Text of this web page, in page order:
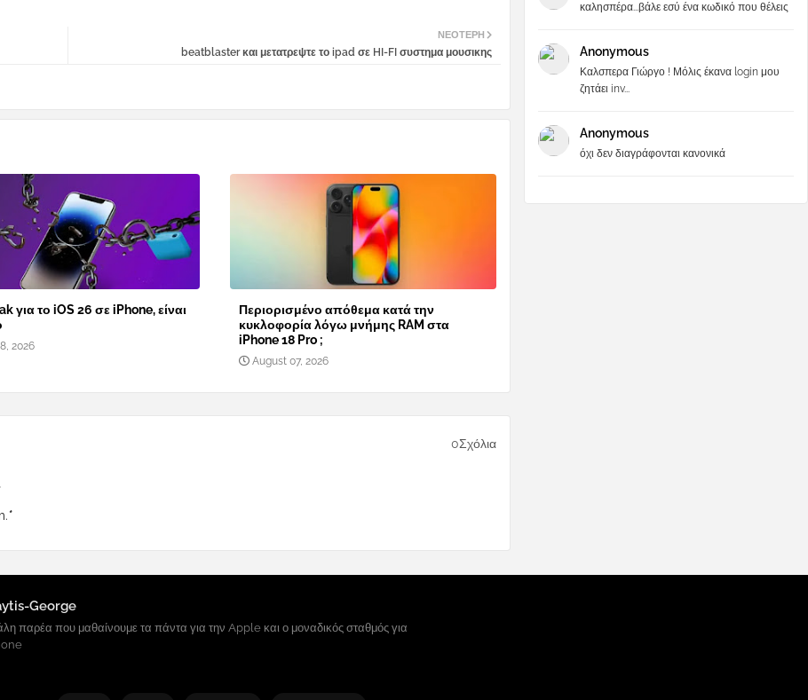
ΝΕΌΤΕΡΗ
beatblaster και μετατρεψτε το ipad σε HI-FI συστημα μουσικης
για το iOS 26 σε iPhone, είναι
2026
Περιορισμένο απόθεμα κατά την
κυκλοφορία λόγω μνήμης RAM στα
iPhone 18 Pro ;
August 07, 2026
0Σχόλια
*
καλησπέρα...βάλε εσύ ένα κωδικό που θέλεις
Anonymous
Καλσπερα Γιώργο ! Μόλις έκανα login μου
ζητάει inv...
Anonymous
όχι δεν διαγράφονται κανονικά
George
παρέα που μαθαίνουμε τα πάντα για την Apple και ο μοναδικός σταθμός για